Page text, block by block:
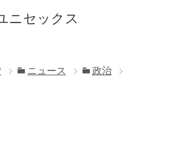
ニセックス
ニュース 政治